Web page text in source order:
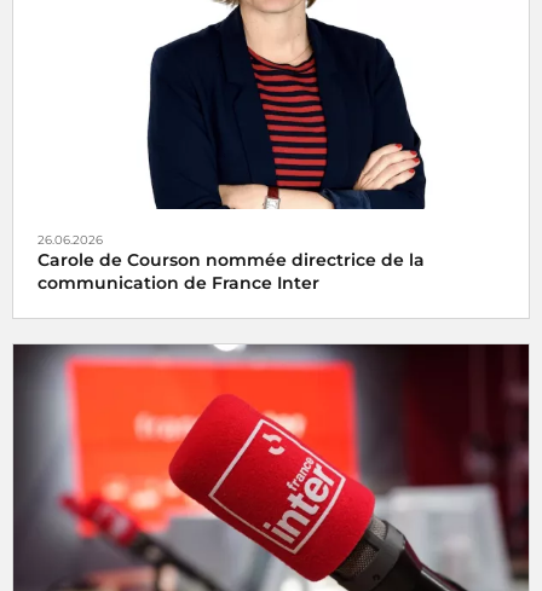
26.06.2026
Carole de Courson nommée directrice de la
communication de France Inter